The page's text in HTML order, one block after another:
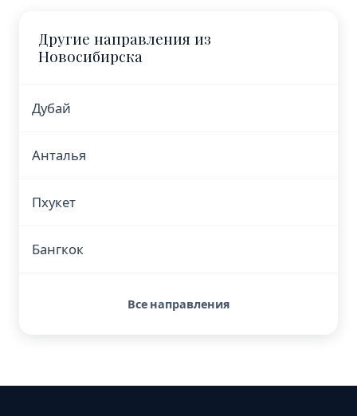
Другие направления из
Новосибирска
Дубай
Анталья
Пхукет
Бангкок
Все направления